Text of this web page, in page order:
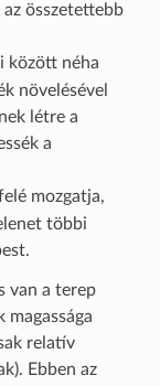
összetettebb
között néha
növelésével
létre a
a
mozgatja,
többi
van a terep
magassága
relatív
Ebben az